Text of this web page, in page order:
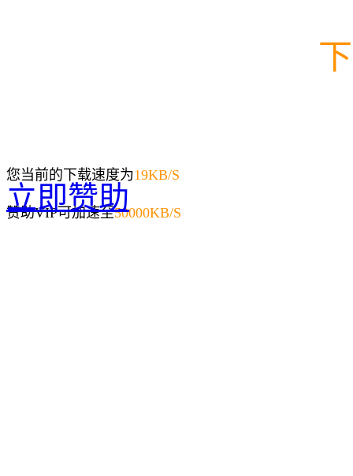
您当前的下载速度为19KB/S
赞助VIP可加速至50000KB/S
立即赞助